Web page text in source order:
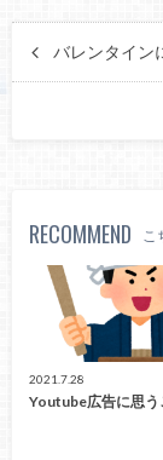
バレンタイン
RECOMMEND こ
2021.7.28
Youtube広告に思う